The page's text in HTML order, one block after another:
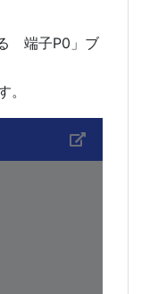
る 端子P0」ブ